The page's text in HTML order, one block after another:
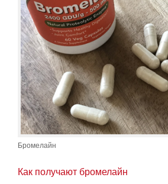
Бромелайн
Как получают бромелайн